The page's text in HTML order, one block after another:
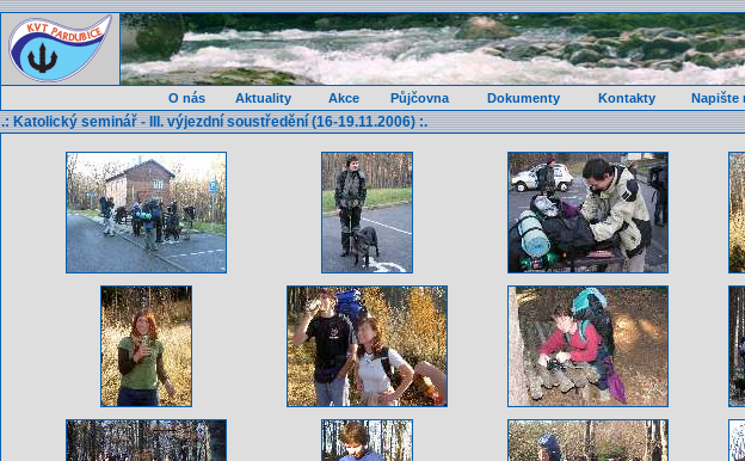
.: Katolický seminář - III. výjezdní soustředění (16-19.11.2006) :.
O nás Aktuality Akce Půjčovna Dokumenty Kontakty Napište